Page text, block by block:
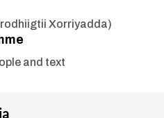
Xorriyadda)